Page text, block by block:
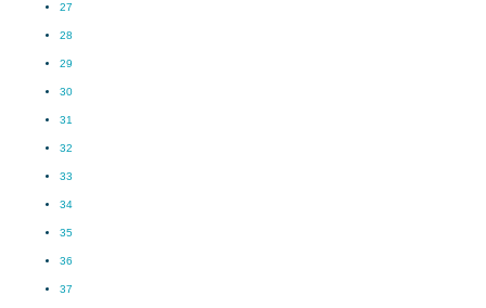
27
28
29
30
31
32
33
34
35
36
37